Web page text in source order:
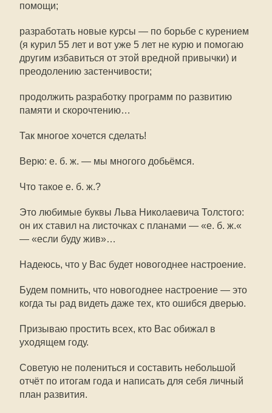
помощи;
разработать новые курсы — по борьбе с курением
(я курил 55 лет и вот уже 5 лет не курю и помогаю
другим избавиться от этой вредной привычки) и
преодолению застенчивости;
продолжить разработку программ по развитию
памяти и скорочтению…
Так многое хочется сделать!
Верю: е. б. ж. — мы многого добьёмся.
Что такое е. б. ж.?
Это любимые буквы Льва Николаевича Толстого:
он их ставил на листочках с планами — «е. б. ж.«
— «если буду жив»…
Надеюсь, что у Вас будет новогоднее настроение.
Будем помнить, что новогоднее настроение — это
когда ты рад видеть даже тех, кто ошибся дверью.
Призываю простить всех, кто Вас обижал в
уходящем году.
Советую не полениться и составить небольшой
отчёт по итогам года и написать для себя личный
план развития.